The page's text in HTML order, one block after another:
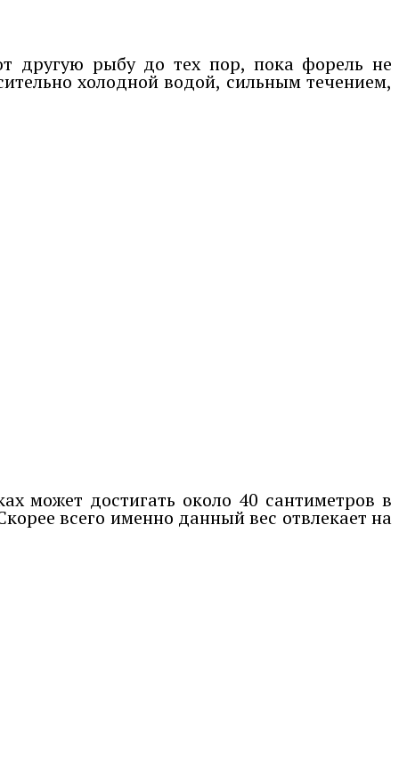
другую рыбу до тех пор, пока форель не
холодной водой, сильным течением,
может достигать около 40 сантиметров в
всего именно данный вес отвлекает на